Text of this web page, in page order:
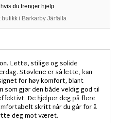
du trenger hjelp
butikk i Barkarby Järfälla
Lette, stilige og solide
Støvlene er så lette, kan
for høy komfort, blant
som gjør den både veldig god til
De hjelper deg på flere
skritt når du går for å
deg mot været.